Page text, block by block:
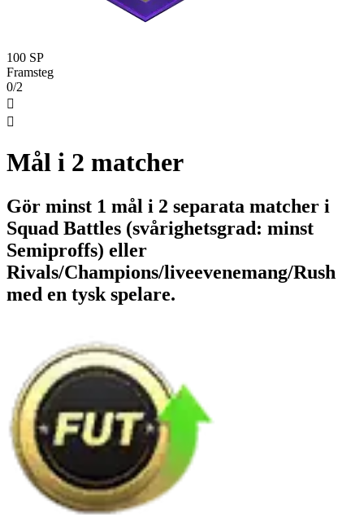
100 SP
Framsteg
0/2


Mål i 2 matcher
Gör minst 1 mål i 2 separata matcher i
Squad Battles (svårighetsgrad: minst
Semiproffs) eller
Rivals/Champions/liveevenemang/Rush
med en tysk spelare.